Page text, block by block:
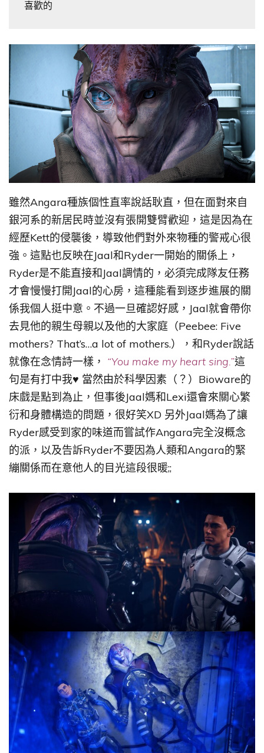
喜歡的
雖然Angara種族個性直率說話耿直，但在面對來自
銀河系的新居民時並沒有張開雙臂歡迎，這是因為在
經歷Kett的侵襲後，導致他們對外來物種的警戒心很
強。這點也反映在Jaal和Ryder一開始的關係上，
Ryder是不能直接和Jaal調情的，必須完成隊友任務
才會慢慢打開Jaal的心房，這種能看到逐步進展的關
係我個人挺中意。不過一旦確認好感，Jaal就會帶你
去見他的親生母親以及他的大家庭（Peebee: Five
mothers? That’s…a lot of mothers.），和Ryder說話
就像在念情詩一樣， “You make my heart sing.”這
句是有打中我♥ 當然由於科學因素（？）Bioware的
床戲是點到為止，但事後Jaal媽和Lexi還會來關心繁
衍和身體構造的問題，很好笑XD 另外Jaal媽為了讓
Ryder感受到家的味道而嘗試作Angara完全沒概念
的派，以及告訴Ryder不要因為人類和Angara的緊
繃關係而在意他人的目光這段很暖;;